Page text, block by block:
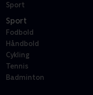
Sport
Sport
Fodbold
Håndbold
Cykling
Tennis
Badminton